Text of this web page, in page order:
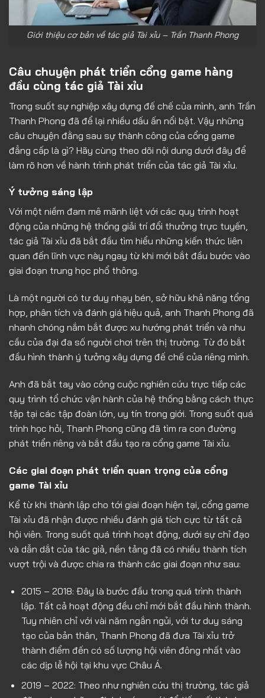
Giới thiệu cơ bản về tác giả Tài xỉu – Trần Thanh Phong
Câu chuyện phát triển cổng game hàng
đầu cùng tác giả Tài xỉu
Trong suốt sự nghiệp xây dựng đế chế của mình, anh Trần
Thanh Phong đã để lại nhiều dấu ấn nổi bật. Vậy những
câu chuyện đằng sau sự thành công của cổng game
đẳng cấp là gì? Hãy cùng theo dõi nội dung dưới đây để
làm rõ hơn về hành trình phát triển của tác giả Tài xỉu.
Ý tưởng sáng lập
Với một niềm đam mê mãnh liệt với các quy trình hoạt
động của những hệ thống giải trí đổi thưởng trực tuyến,
tác giả Tài xỉu đã bắt đầu tìm hiểu những kiến thức liên
quan đến lĩnh vực này ngay từ khi mới bắt đầu bước vào
giai đoạn trung học phổ thông.
Là một người có tư duy nhạy bén, sở hữu khả năng tổng
hợp, phân tích và đánh giá hiệu quả, anh Thanh Phong đã
nhanh chóng nắm bắt được xu hướng phát triển và nhu
cầu của đại đa số người chơi trên thị trường. Từ đó bắt
đầu hình thành ý tưởng xây dựng đế chế của riêng mình.
Anh đã bắt tay vào công cuộc nghiên cứu trực tiếp các
quy trình tổ chức vận hành của hệ thống bằng cách thực
tập tại các tập đoàn lớn, uy tín trong giới. Trong suốt quá
trình học hỏi, Thanh Phong cũng đã tìm ra con đường
phát triển riêng và bắt đầu tạo ra cổng game Tài xỉu.
Các giai đoạn phát triển quan trọng của cổng
game Tài xỉu
Kể từ khi thành lập cho tới giai đoạn hiện tại, cổng game
Tài xỉu đã nhận được nhiều đánh giá tích cực từ tất cả
hội viên. Trong suốt quá trình hoạt động, dưới sự chỉ đạo
và dẫn dắt của tác giả, nền tảng đã có nhiều thành tích
vượt trội và được chia ra thành các giai đoạn như sau:
2015 – 2018: Đây là bước đầu trong quá trình thành
lập. Tất cả hoạt động đều chỉ mới bắt đầu hình thành.
Tuy nhiên chỉ với vài năm ngắn ngủi, với tư duy sáng
tạo của bản thân, Thanh Phong đã đưa Tài xỉu trở
thành điểm đến có số lượng hội viên đông nhất vào
các dịp lễ hội tại khu vực Châu Á.
2019 – 2022: Theo như nghiên cứu thị trường, tác giả